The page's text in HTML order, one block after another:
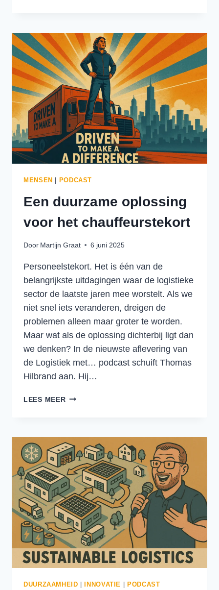
ÉN
MENSEN
VOORUIT
MENSEN PODCAST
Een duurzame oplossing
voor het chauffeurstekort
Door Martijn Graat 6 juni 2025
Personeelstekort. Het is één van de
belangrijkste uitdagingen waar de logistieke
sector de laatste jaren mee worstelt. Als we
niet snel iets veranderen, dreigen de
problemen alleen maar groter te worden.
Maar wat als de oplossing dichterbij ligt dan
we denken? In de nieuwste aflevering van
de Logistiek met… podcast schuift Thomas
Hilbrand aan. Hij…
LEES MEEREEN
HET
CHAUFFEURSTEKORT
DUURZAAMHEID INNOVATIE PODCAST